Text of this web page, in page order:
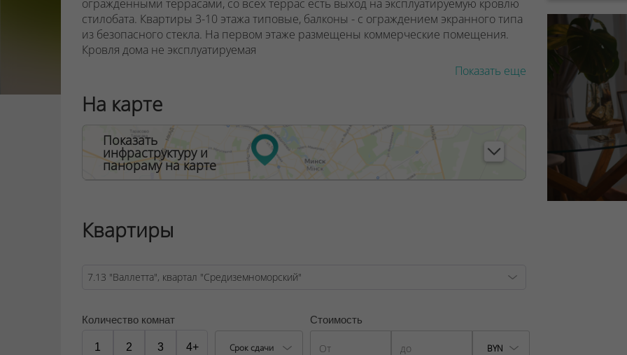
огражденными террасами, со всех террас есть выход на эксплуатируемую кровлю
стилобата. Квартиры 3-10 этажа типовые, балконы - с ограждением экранного типа
из безопасного стекла. На первом этаже размещены коммерческие помещения.
Кровля дома не эксплуатируемая
ООО "Твоя столицаконсалт", УНП 190285638, лицензия №02240/129 от 06.09.06г.
Договор на оказание риэлтерских услуг № 447/6, от 04.09.2025
Показать еще
На карте
Показать
инфраструктуру и
панораму на карте
Квартиры
Количество комнат
1 2 3 4+ Срок сдачи
Стоимость
BYN